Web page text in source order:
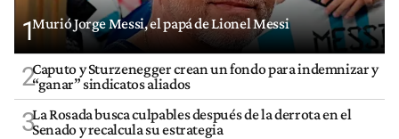
1Murió Jorge Messi, el papá de Lionel Messi
2Caputo y Sturzenegger crean un fondo para indemnizar y
“ganar” sindicatos aliados
3La Rosada busca culpables después de la derrota en el
Senado y recalcula su estrategia